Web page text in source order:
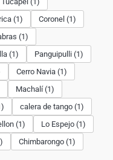
(1)
Coronel (1)
(1)
(1)
Panguipulli (1)
Cerro Navia (1)
Machalí (1)
calera de tango (1)
(1)
Lo Espejo (1)
Chimbarongo (1)